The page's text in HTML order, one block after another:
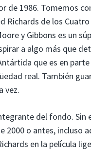
de 1986. Tomemos
Richards de los
y Gibbons es un
a algo más que
que es en
real. También
vez.
del fondo. Sin
2000 o antes, incluso
en la película